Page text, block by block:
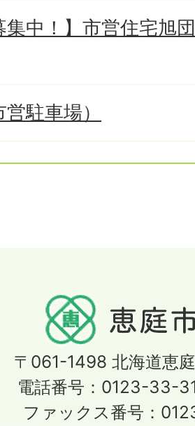
集中！】市営住宅旭
駐車場）
〒061-1498 北海道恵
電話番号：0123-33-
ファックス番号：